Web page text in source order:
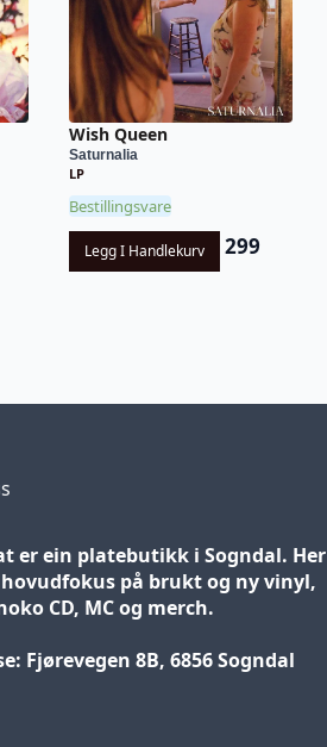
Wish Queen
Saturnalia
LP
Bestillingsvare
Legg I Handlekurv 299
er ein platebutikk i Sogndal. Her
på brukt og ny vinyl,
CD, MC og merch.
Fjørevegen 8B, 6856 Sogndal